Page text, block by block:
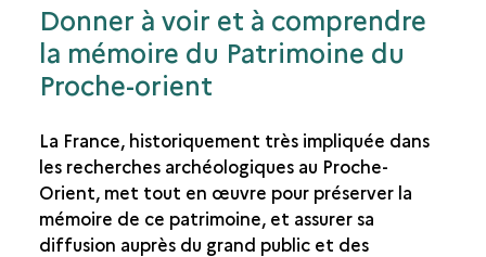
Donner à voir et à comprendre
la mémoire du Patrimoine du
Proche-orient
La France, historiquement très impliquée dans
les recherches archéologiques au Proche-
Orient, met tout en œuvre pour préserver la
mémoire de ce patrimoine, et assurer sa
diffusion auprès du grand public et des